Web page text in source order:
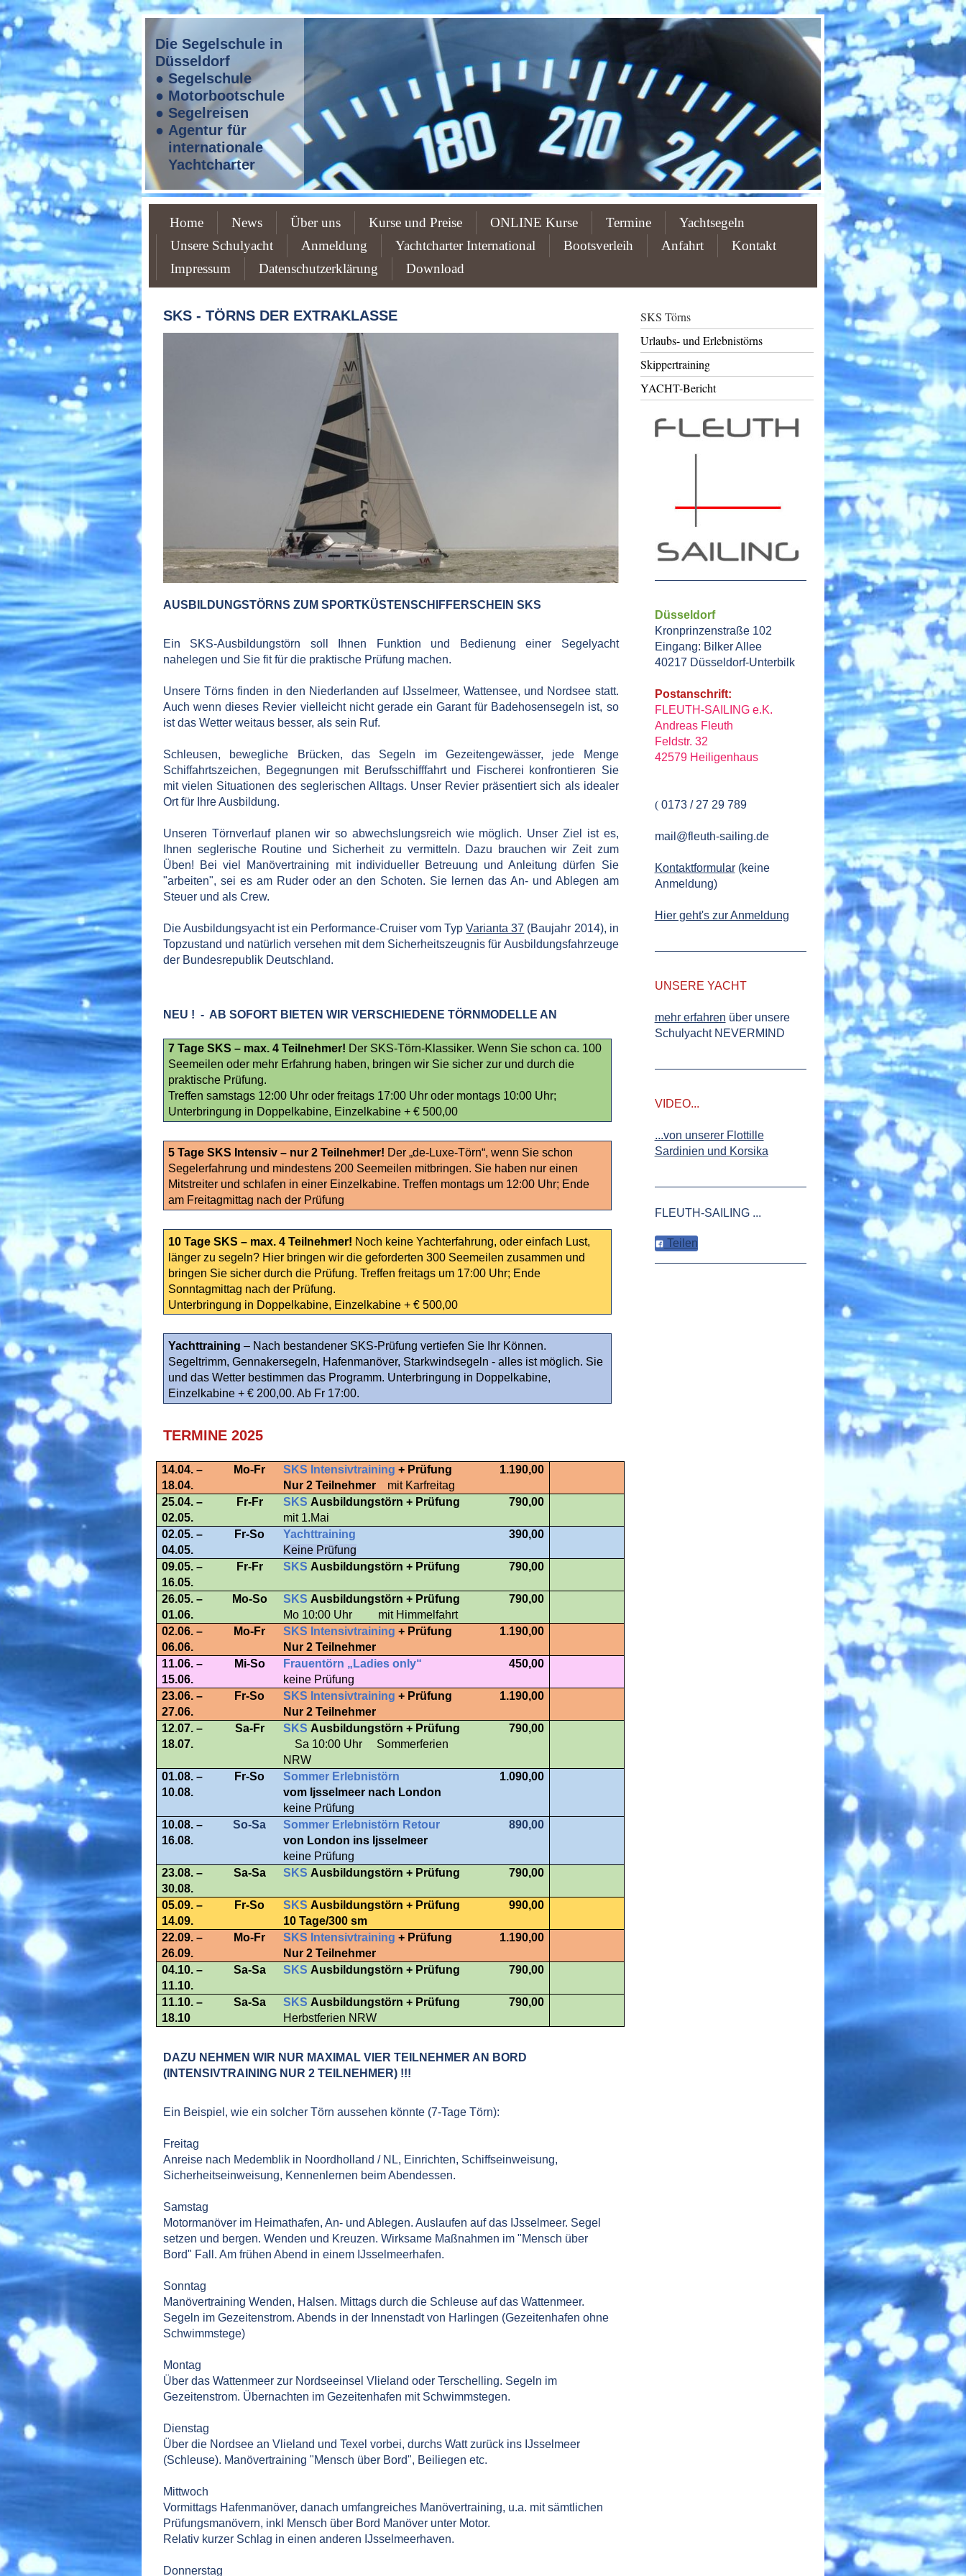
Die Segelschule in
Düsseldorf
● Segelschule
● Motorbootschule
● Segelreisen
● Agentur für
internationale
Yachtcharter
Home News Über uns Kurse und Preise ONLINE Kurse Termine
Yachtsegeln
Unsere Schulyacht
Anmeldung Yachtcharter International Bootsverleih Anfahrt
Kontakt
Impressum
Datenschutzerklärung Download
SKS - TÖRNS DER EXTRAKLASSE
AUSBILDUNGSTÖRNS ZUM SPORTKÜSTENSCHIFFERSCHEIN SKS
Ein SKS-Ausbildungstörn soll Ihnen Funktion und Bedienung einer Segelyacht
nahelegen und Sie fit für die praktische Prüfung machen.
Unsere Törns finden in den Niederlanden auf IJsselmeer, Wattensee, und Nordsee statt.
Auch wenn dieses Revier vielleicht nicht gerade ein Garant für Badehosensegeln ist, so
ist das Wetter weitaus besser, als sein Ruf.
Schleusen, bewegliche Brücken, das Segeln im Gezeitengewässer, jede Menge
Schiffahrtszeichen, Begegnungen mit Berufsschifffahrt und Fischerei konfrontieren Sie
mit vielen Situationen des seglerischen Alltags. Unser Revier präsentiert sich als idealer
Ort für Ihre Ausbildung.
Unseren Törnverlauf planen wir so abwechslungsreich wie möglich. Unser Ziel ist es,
Ihnen seglerische Routine und Sicherheit zu vermitteln. Dazu brauchen wir Zeit zum
Üben! Bei viel Manövertraining mit individueller Betreuung und Anleitung dürfen Sie
"arbeiten", sei es am Ruder oder an den Schoten. Sie lernen das An- und Ablegen am
Steuer und als Crew.
Die Ausbildungsyacht ist ein Performance-Cruiser vom Typ Varianta 37 (Baujahr 2014), in
Topzustand und natürlich versehen mit dem Sicherheitszeugnis für Ausbildungsfahrzeuge
der Bundesrepublik Deutschland.
NEU ! - AB SOFORT BIETEN WIR VERSCHIEDENE TÖRNMODELLE AN
7 Tage SKS – max. 4 Teilnehmer! Der SKS-Törn-Klassiker. Wenn Sie schon ca. 100
Seemeilen oder mehr Erfahrung haben, bringen wir Sie sicher zur und durch die
praktische Prüfung.
Treffen samstags 12:00 Uhr oder freitags 17:00 Uhr oder montags 10:00 Uhr;
Unterbringung in Doppelkabine, Einzelkabine + € 500,00
5 Tage SKS Intensiv – nur 2 Teilnehmer! Der „de-Luxe-Törn“, wenn Sie schon
Segelerfahrung und mindestens 200 Seemeilen mitbringen. Sie haben nur einen
Mitstreiter und schlafen in einer Einzelkabine. Treffen montags um 12:00 Uhr; Ende
am Freitagmittag nach der Prüfung
10 Tage SKS – max. 4 Teilnehmer! Noch keine Yachterfahrung, oder einfach Lust,
länger zu segeln? Hier bringen wir die geforderten 300 Seemeilen zusammen und
bringen Sie sicher durch die Prüfung. Treffen freitags um 17:00 Uhr; Ende
Sonntagmittag nach der Prüfung.
Unterbringung in Doppelkabine, Einzelkabine + € 500,00
Yachttraining – Nach bestandener SKS-Prüfung vertiefen Sie Ihr Können.
Segeltrimm, Gennakersegeln, Hafenmanöver, Starkwindsegeln - alles ist möglich. Sie
und das Wetter bestimmen das Programm. Unterbringung in Doppelkabine,
Einzelkabine + € 200,00. Ab Fr 17:00.
TERMINE 2025
14.04. –
18.04.
Mo-Fr SKS Intensivtraining + Prüfung
Nur 2 Teilnehmer
mit Karfreitag
1.190,00
25.04. –
02.05.
Fr-Fr SKS Ausbildungstörn + Prüfung
mit 1.Mai
790,00
02.05. –
04.05.
Fr-So
Yachttraining
Keine Prüfung
390,00
09.05. –
16.05.
Fr-Fr SKS Ausbildungstörn + Prüfung 790,00
26.05. –
01.06.
Mo-So SKS Ausbildungstörn + Prüfung
Mo 10:00 Uhr mit Himmelfahrt
790,00
02.06. –
06.06.
Mo-Fr SKS Intensivtraining + Prüfung
Nur 2 Teilnehmer
1.190,00
11.06. –
15.06.
Mi-So
Frauentörn „Ladies only“
keine Prüfung
450,00
23.06. –
27.06.
Fr-So SKS Intensivtraining + Prüfung
Nur 2 Teilnehmer
1.190,00
12.07. –
18.07.
Sa-Fr SKS Ausbildungstörn + Prüfung
Sa 10:00 Uhr Sommerferien
NRW
790,00
01.08. –
10.08.
Fr-So
Sommer Erlebnistörn
vom Ijsselmeer nach London
keine Prüfung
1.090,00
10.08. –
16.08.
So-Sa
Sommer Erlebnistörn Retour
von London ins Ijsselmeer
keine Prüfung
890,00
23.08. –
30.08.
Sa-Sa SKS Ausbildungstörn + Prüfung 790,00
05.09. –
14.09.
Fr-So SKS Ausbildungstörn + Prüfung
10 Tage/300 sm
990,00
22.09. –
26.09.
Mo-Fr SKS Intensivtraining + Prüfung
Nur 2 Teilnehmer
1.190,00
04.10. –
11.10.
Sa-Sa SKS Ausbildungstörn + Prüfung 790,00
11.10. –
18.10
Sa-Sa SKS Ausbildungstörn + Prüfung
Herbstferien NRW
790,00
DAZU NEHMEN WIR NUR MAXIMAL VIER TEILNEHMER AN BORD
(INTENSIVTRAINING NUR 2 TEILNEHMER) !!!
Ein Beispiel, wie ein solcher Törn aussehen könnte (7-Tage Törn):
Freitag
Anreise nach Medemblik in Noordholland / NL, Einrichten, Schiffseinweisung,
Sicherheitseinweisung, Kennenlernen beim Abendessen.
Samstag
Motormanöver im Heimathafen, An- und Ablegen. Auslaufen auf das IJsselmeer. Segel
setzen und bergen. Wenden und Kreuzen. Wirksame Maßnahmen im "Mensch über
Bord" Fall. Am frühen Abend in einem IJsselmeerhafen.
Sonntag
Manövertraining Wenden, Halsen. Mittags durch die Schleuse auf das Wattenmeer.
Segeln im Gezeitenstrom. Abends in der Innenstadt von Harlingen (Gezeitenhafen ohne
Schwimmstege)
Montag
Über das Wattenmeer zur Nordseeinsel Vlieland oder Terschelling. Segeln im
Gezeitenstrom. Übernachten im Gezeitenhafen mit Schwimmstegen.
Dienstag
Über die Nordsee an Vlieland und Texel vorbei, durchs Watt zurück ins IJsselmeer
(Schleuse). Manövertraining "Mensch über Bord", Beiliegen etc.
Mittwoch
Vormittags Hafenmanöver, danach umfangreiches Manövertraining, u.a. mit sämtlichen
Prüfungsmanövern, inkl Mensch über Bord Manöver unter Motor.
Relativ kurzer Schlag in einen anderen IJsselmeerhaven.
Donnerstag
SKS Törns
Urlaubs- und Erlebnistörns
Skippertraining
YACHT-Bericht
Düsseldorf
Kronprinzenstraße 102
Eingang: Bilker Allee
40217 Düsseldorf-Unterbilk
Postanschrift:
FLEUTH-SAILING e.K.
Andreas Fleuth
Feldstr. 32
42579 Heiligenhaus
(0173 / 27 29 789
mail@fleuth-sailing.de
Kontaktformular(keine
Anmeldung)
Hier geht's zur Anmeldung
UNSERE YACHT
mehr erfahren über unsere
Schulyacht NEVERMIND
VIDEO...
...von unserer Flottille
Sardinien und Korsika
FLEUTH-SAILING ...
Teilen